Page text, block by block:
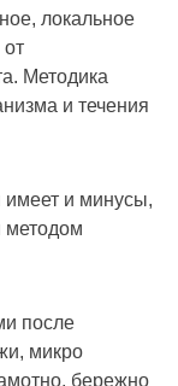
локальное
Методика
и течения
имеет и минусы,
методом
после
микро
бережно